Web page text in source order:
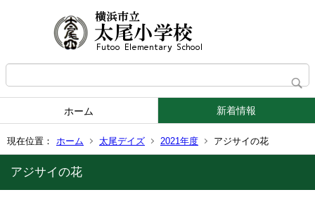
ホーム 新着情報
現在位置： ホーム 太尾デイズ 2021年度 アジサイの花
アジサイの花